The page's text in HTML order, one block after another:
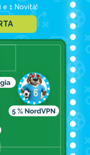
è certo un
un vero
e 1 Novità!